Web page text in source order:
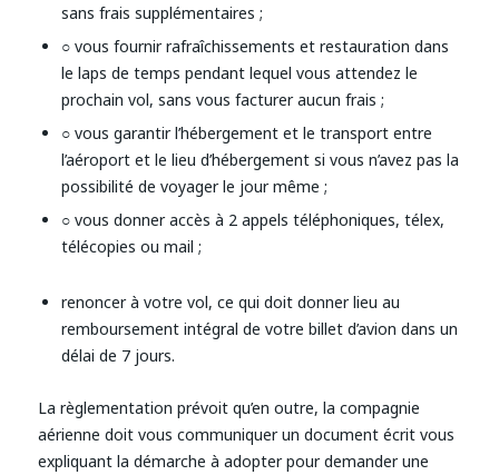
sans frais supplémentaires ;
○ vous fournir rafraîchissements et restauration dans
le laps de temps pendant lequel vous attendez le
prochain vol, sans vous facturer aucun frais ;
○ vous garantir l’hébergement et le transport entre
l’aéroport et le lieu d’hébergement si vous n’avez pas la
possibilité de voyager le jour même ;
○ vous donner accès à 2 appels téléphoniques, télex,
télécopies ou mail ;
renoncer à votre vol, ce qui doit donner lieu au
remboursement intégral de votre billet d’avion dans un
délai de 7 jours.
La règlementation prévoit qu’en outre, la compagnie
aérienne doit vous communiquer un document écrit vous
expliquant la démarche à adopter pour demander une